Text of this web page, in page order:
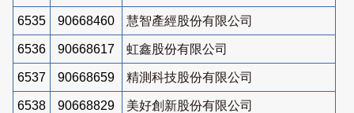
6535 90668460 慧智產經股份有限公司
6536 90668617 虹鑫股份有限公司
6537 90668659 精測科技股份有限公司
6538 90668829 美好創新股份有限公司